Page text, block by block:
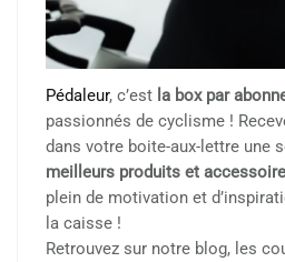
Pédaleur, c’est la box par
passionnés de cyclisme !
dans votre boite-aux-lettre une
meilleurs produits et
plein de motivation et
la caisse !
Retrouvez sur notre blog, les